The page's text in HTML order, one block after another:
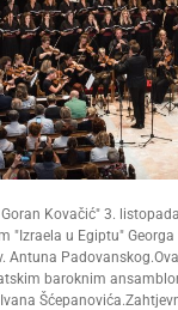
Kovačić" 3.
"Izraela u Egiptu"
Antuna
baroknim